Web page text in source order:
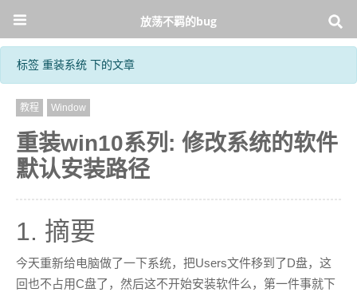
放荡不羁的bug
标签 重装系统 下的文章
教程 Window
重装win10系列: 修改系统的软件
默认安装路径
1. 摘要
今天重新给电脑做了一下系统，把Users文件移到了D盘，这
回也不占用C盘了，然后这不开始安装软件么，第一件事就下